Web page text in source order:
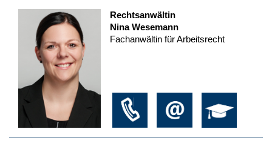
Rechtsanwältin
Nina Wesemann
Fachanwältin für Arbeitsrecht